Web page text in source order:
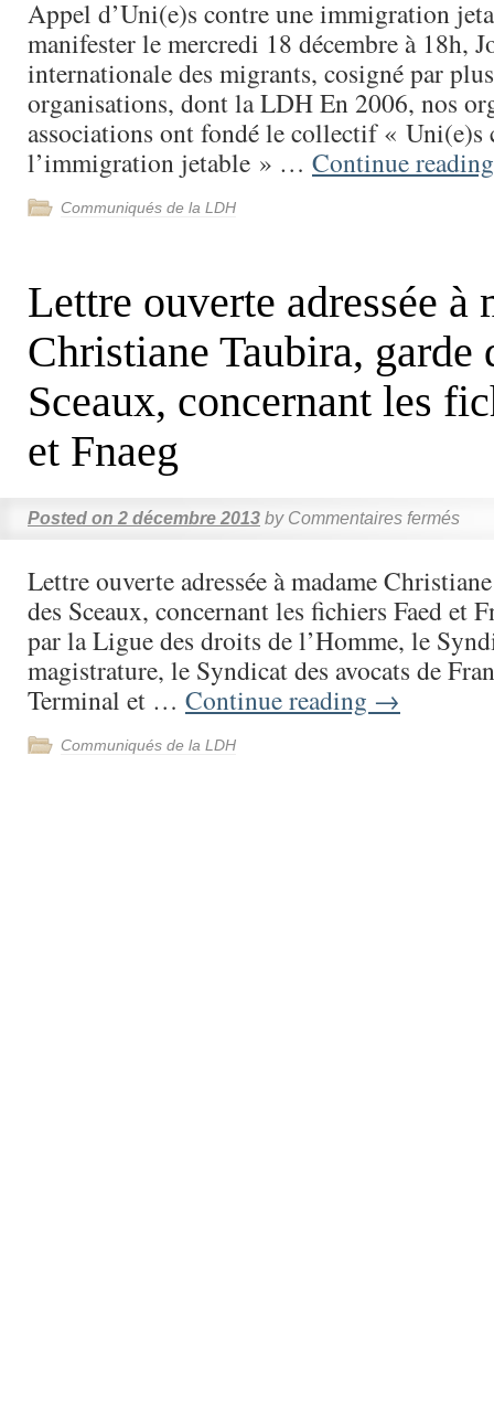
Appel d’Uni(e)s contre une immigration
manifester le mercredi 18 décembre à 18h,
internationale des migrants, cosigné par
organisations, dont la LDH En 2006, nos
associations ont fondé le collectif « Uni(e)s
l’immigration jetable » … Continue
Communiqués de la LDH
Lettre ouverte adressée à
Christiane Taubira, garde
Sceaux, concernant les
et Fnaeg
Posted on 2 décembre 2013 by Commentaires fermés
Lettre ouverte adressée à madame
des Sceaux, concernant les fichiers Faed et
par la Ligue des droits de l’Homme, le
magistrature, le Syndicat des avocats de
Terminal et … Continue reading →
Communiqués de la LDH